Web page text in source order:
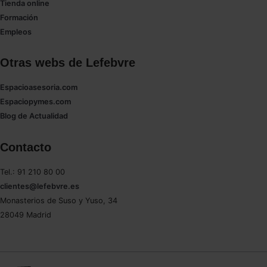
Tienda online
Formación
Empleos
Otras webs de Lefebvre
Espacioasesoria.com
Espaciopymes.com
Blog de Actualidad
Contacto
Tel.: 91 210 80 00
clientes@lefebvre.es
Monasterios de Suso y Yuso, 34
28049 Madrid